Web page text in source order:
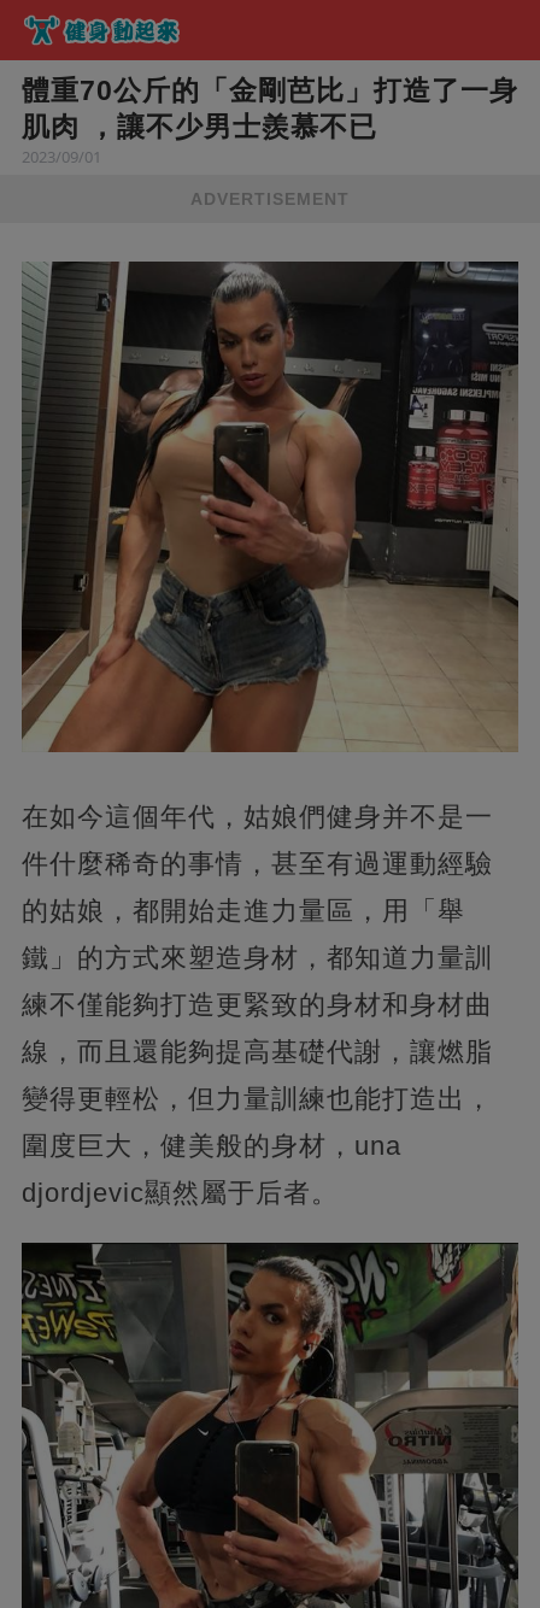
體重70公斤的「金剛芭比」打造了一身
肌肉 ，讓不少男士羨慕不已
2023/09/01
ADVERTISEMENT
在如今這個年代，姑娘們健身并不是一
件什麼稀奇的事情，甚至有過運動經驗
的姑娘，都開始走進力量區，用「舉
鐵」的方式來塑造身材，都知道力量訓
練不僅能夠打造更緊致的身材和身材曲
線，而且還能夠提高基礎代謝，讓燃脂
變得更輕松，但力量訓練也能打造出，
圍度巨大，健美般的身材，una
djordjevic顯然屬于后者。